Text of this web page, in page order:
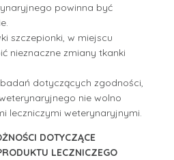
powinna być
szczepionki, w miejscu
nieznaczne zmiany tkanki
dotyczących zgodności,
nie wolno
leczniczymi weterynaryjnymi.
DOTYCZĄCE
LECZNICZEGO